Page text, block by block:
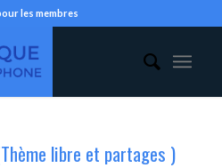
les membres
libre et partages )